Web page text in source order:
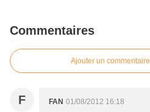
Commentaires
Ajouter un commentaire
F FAN 01/08/2012 16:18